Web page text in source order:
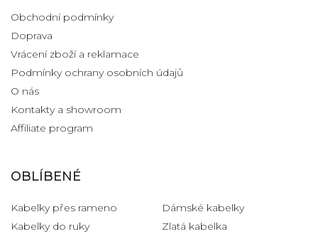
Obchodní podmínky
Doprava
Vrácení zboží a reklamace
Podmínky ochrany osobních údajů
O nás
Kontakty a showroom
Affiliate program
OBLÍBENÉ
Kabelky přes rameno
Kabelky do ruky
Dámské kabelky
Zlatá kabelka